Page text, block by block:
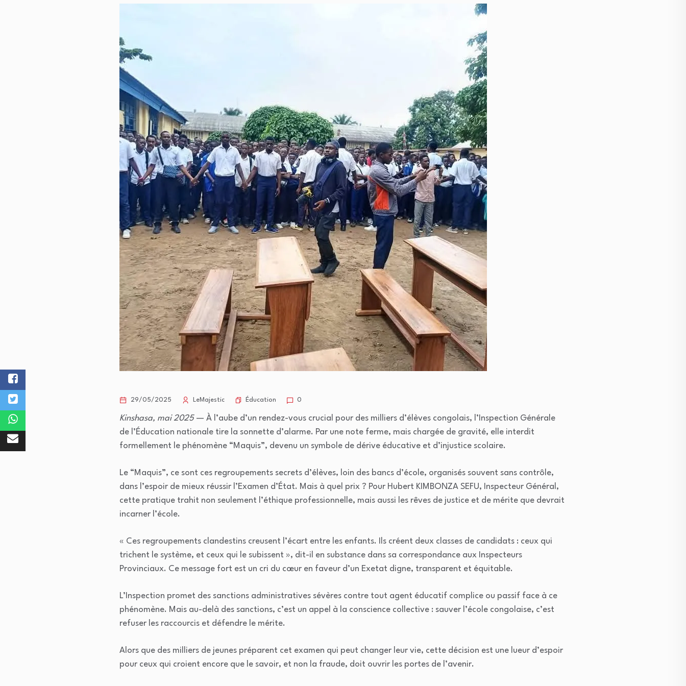
29/05/2025 LeMajestic Éducation 0
Kinshasa, mai 2025— À l’aube d’un rendez-vous crucial pour des milliers d’élèves congolais, l’Inspection Générale
de l’Éducation nationale tire la sonnette d’alarme. Par une note ferme, mais chargée de gravité, elle interdit
formellement le phénomène “Maquis”, devenu un symbole de dérive éducative et d’injustice scolaire.
Le “Maquis”, ce sont ces regroupements secrets d’élèves, loin des bancs d’école, organisés souvent sans contrôle,
dans l’espoir de mieux réussir l’Examen d’État. Mais à quel prix ? Pour Hubert KIMBONZA SEFU, Inspecteur Général,
cette pratique trahit non seulement l’éthique professionnelle, mais aussi les rêves de justice et de mérite que devrait
incarner l’école.
« Ces regroupements clandestins creusent l’écart entre les enfants. Ils créent deux classes de candidats : ceux qui
trichent le système, et ceux qui le subissent », dit-il en substance dans sa correspondance aux Inspecteurs
Provinciaux. Ce message fort est un cri du cœur en faveur d’un Exetat digne, transparent et équitable.
L’Inspection promet des sanctions administratives sévères contre tout agent éducatif complice ou passif face à ce
phénomène. Mais au-delà des sanctions, c’est un appel à la conscience collective : sauver l’école congolaise, c’est
refuser les raccourcis et défendre le mérite.
Alors que des milliers de jeunes préparent cet examen qui peut changer leur vie, cette décision est une lueur d’espoir
pour ceux qui croient encore que le savoir, et non la fraude, doit ouvrir les portes de l’avenir.